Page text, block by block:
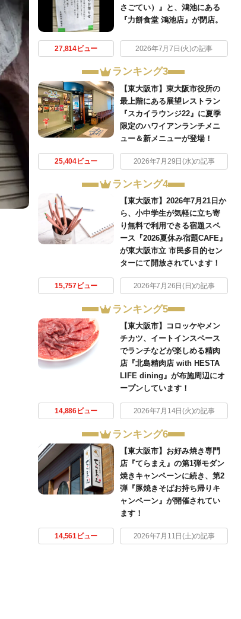
さごてい）』と、鴻池にある
『力餅食堂 鴻池店』が閉店。
27,814ビュー 2026年7月7日(火)の記事
ランキング3
【東大阪市】東大阪市役所の
最上階にある展望レストラン
『スカイラウンジ22』に夏季
限定のハワイアンランチメニ
ュー＆新メニューが登場！
25,404ビュー 2026年7月29日(水)の記事
ランキング4
【東大阪市】2026年7月21日か
ら、小中学生が気軽に立ち寄
り無料で利用できる宿題スペ
ース『2026夏休み宿題CAFE』
が東大阪市立 市民多目的セン
ターにて開放されています！
15,757ビュー 2026年7月26日(日)の記事
ランキング5
【東大阪市】コロッケやメン
チカツ、イートインスペース
でランチなどが楽しめる精肉
店『北島精肉店 with HESTA
LIFE dining』が布施周辺にオ
ープンしています！
14,886ビュー 2026年7月14日(火)の記事
ランキング6
【東大阪市】お好み焼き専門
店『てらまえ』の第1弾モダン
焼きキャンペーンに続き、第2
弾『豚焼きそばお持ち帰りキ
ャンペーン』が開催されてい
ます！
14,561ビュー 2026年7月11日(土)の記事